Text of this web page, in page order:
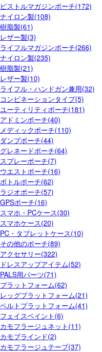
ピストルマガジンポーチ(172)
ナイロン製(108)
樹脂製(61)
レザー製(3)
ライフルマガジンポーチ(266)
ナイロン製(235)
樹脂製(21)
レザー製(10)
ライフル・ハンドガン兼用(32)
コンビネーションタイプ(5)
ユーティリティポーチ(181)
アドミンポーチ(40)
メディックポーチ(110)
ダンプポーチ(44)
グレネードポーチ(64)
スプレーポーチ(7)
ウエストポーチ(16)
ボトルポーチ(62)
ラジオポーチ(57)
GPSポーチ(16)
スマホ・PCケース(30)
スマホケース(20)
PC・タブレットケース(10)
その他のポーチ(89)
アクセサリー(322)
ドレスアップアイテム(52)
PALS用パーツ(71)
プラットフォーム(62)
レッグプラットフォーム(21)
ベルトプラットフォーム(41)
フェイスペイント(6)
カモフラージュネット(11)
カモブラインド(2)
カモフラージュテープ(37)